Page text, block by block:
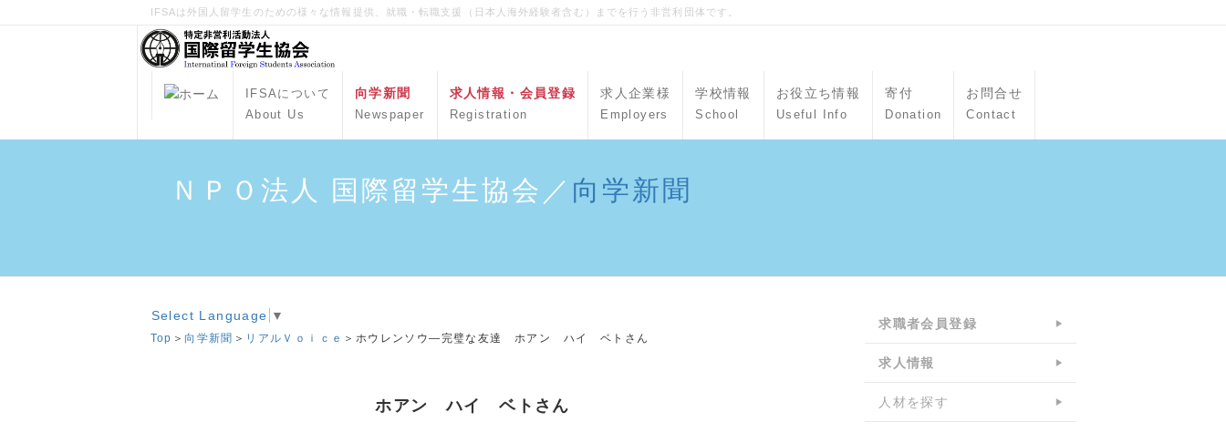
IFSAは外国人留学生のための様々な情報提供、就職・転職支援（日本人海外経験者含む）までを行う非営利団体です。
IFSAについて
About Us
向学新聞
Newspaper
求人情報・会員登録
Registration
求人企業様
Employers
学校情報
School
お役立ち情報
Useful Info
寄付
Donation
お問合せ
Contact
ＮＰＯ法人 国際留学生協会／ 向学新聞
Select Language ▼
Top ＞向学新聞 ＞ リアルＶｏｉｃｅ ＞ホウレンソウ―完璧な友達 ホアン ハイ ベトさん
ホアン ハイ ベトさん
求職者会員登録
求人情報
人材を探す